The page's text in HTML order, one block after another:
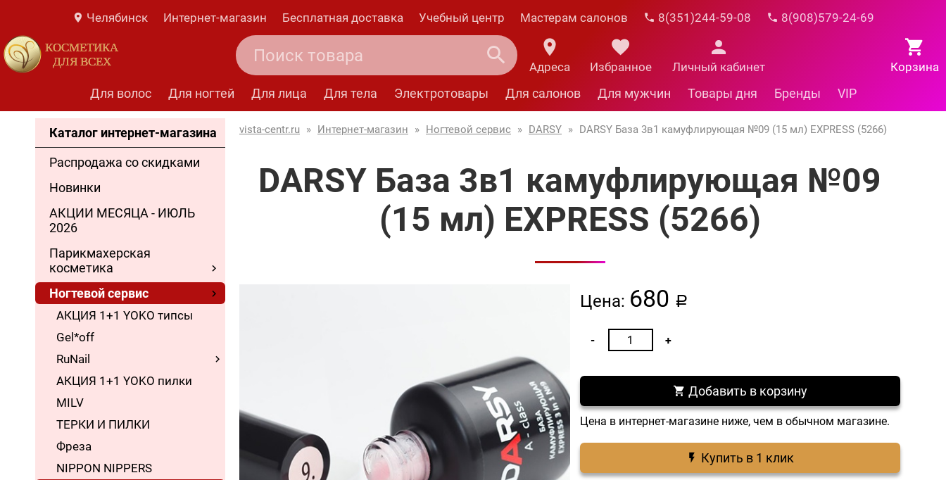
Челябинск Интернет-магазин Бесплатная доставка Учебный центр Мастерам салонов 8(351)244-59-08 8(908)579-24-69
КОСМЕТИКА
ДЛЯ ВСЕХ
Корзина
Адреса Избранное Личный кабинет
Для волос Для ногтей Для лица Для тела Электротовары Для салонов Для мужчин Товары дня Бренды VIP
Каталог интернет-магазина
Распродажа со скидками
Новинки
АКЦИИ МЕСЯЦА - ИЮЛЬ
2026
Парикмахерская
косметика
Ногтевой сервис
АКЦИЯ 1+1 YOKO типсы
Gel*off
RuNail
АКЦИЯ 1+1 YOKO пилки
MILV
ТЕРКИ И ПИЛКИ
Фреза
NIPPON NIPPERS
vista-centr.ru » Интернет-магазин » Ногтевой сервис » DARSY » DARSY База 3в1 камуфлирующая №09 (15 мл) EXPRESS (5266)
DARSY База 3в1 камуфлирующая №09
(15 мл) EXPRESS (5266)
Цена: 680 a
Добавить в корзину
Цена в интернет-магазине ниже, чем в обычном магазине.
Купить в 1 клик